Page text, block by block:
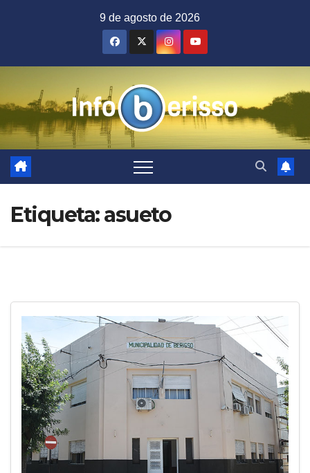
9 de agosto de 2026
Etiqueta:asueto